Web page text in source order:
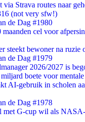
Strava routes naar
(not very sfw!)
de Dag #1980
cel voor
steekt bewoner na ruzie
de Dag #1979
2026/2027 is
boete voor
AI-gebruik in scholen
de Dag #1978
met G-cup wil als NASA-